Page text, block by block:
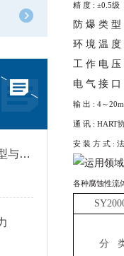
压力传感器和压力变送器的类型与使用范围
精 度 : ±0.5级
防 爆 类 型
环 境 温 度
工 作 电
电 气 接 口
输 出 : 4～
通 讯 : HART
安 装 方 式 :
各种腐蚀性流
分